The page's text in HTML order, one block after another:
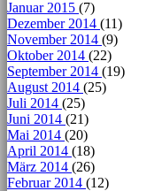
Januar 2015 (7)
Dezember 2014 (11)
November 2014 (9)
Oktober 2014 (22)
September 2014 (19)
August 2014 (25)
Juli 2014 (25)
Juni 2014 (21)
Mai 2014 (20)
April 2014 (18)
März 2014 (26)
Februar 2014 (12)